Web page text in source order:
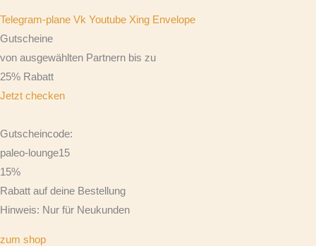
Telegram-plane Vk Youtube Xing Envelope
Gutscheine
von ausgewählten Partnern bis zu
25% Rabatt
Jetzt checken
Gutscheincode:
paleo-lounge15
15%
Rabatt auf deine Bestellung
Hinweis: Nur für Neukunden
zum shop